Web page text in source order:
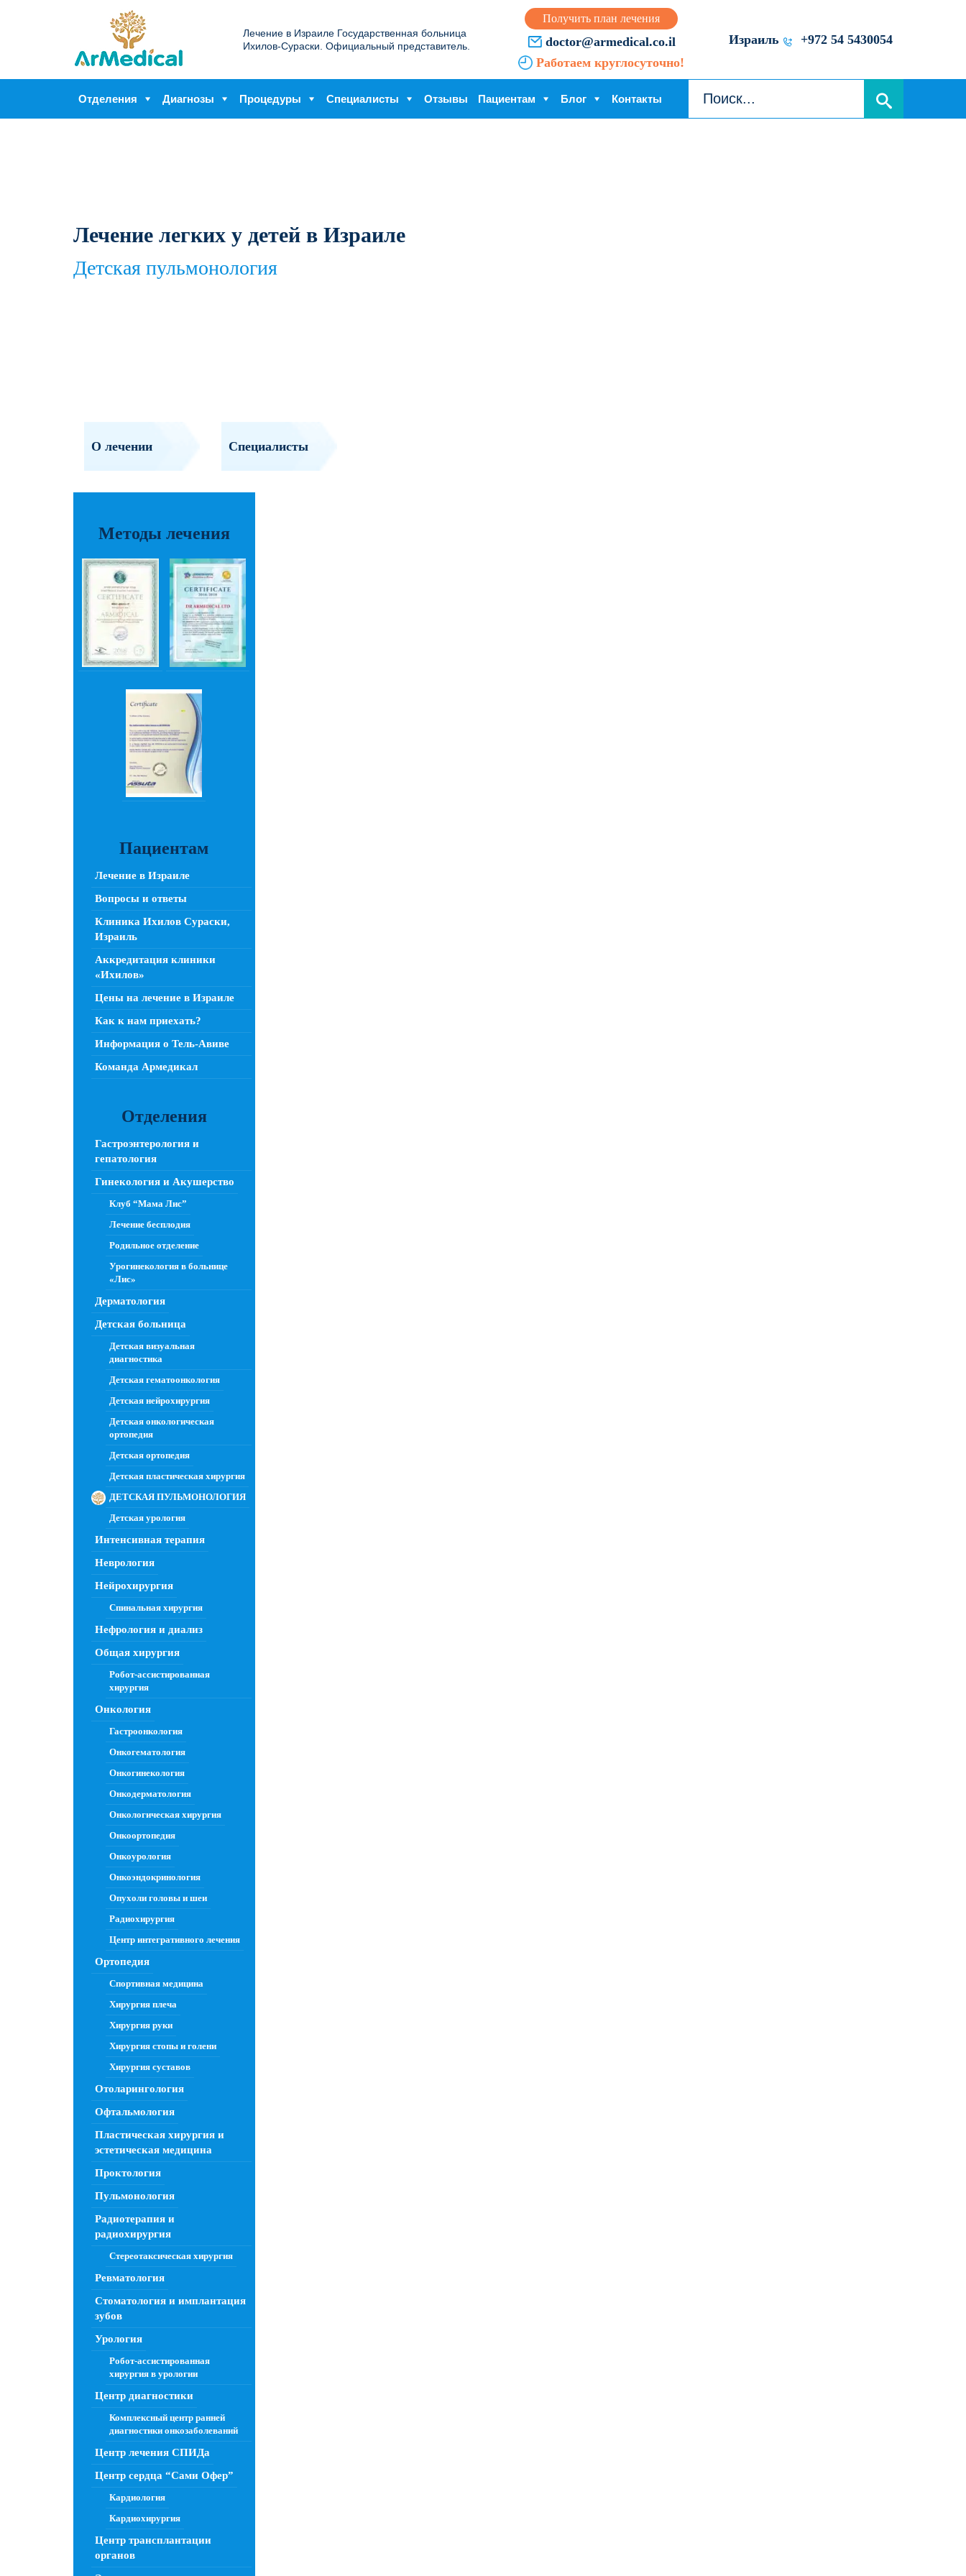
Лечение в Израиле Государственная больница
Ихилов-Сураски. Официальный представитель.
Получить план лечения
doctor@armedical.co.il
Работаем круглосуточно!
Израиль +972 54 5430054
Отделения Диагнозы Процедуры Специалисты Отзывы Пациентам Блог Контакты
Лечение легких у детей в Израиле
Детская пульмонология
О лечении Специалисты
Методы лечения
Пациентам
Лечение в Израиле
Вопросы и ответы
Клиника Ихилов Сураски,
Израиль
Аккредитация клиники
«Ихилов»
Цены на лечение в Израиле
Как к нам приехать?
Информация о Тель-Авиве
Команда Армедикал
Отделения
Гастроэнтерология и
гепатология
Гинекология и Акушерство
Клуб “Мама Лис”
Лечение бесплодия
Родильное отделение
Урогинекология в больнице
«Лис»
Дерматология
Детская больница
Детская визуальная
диагностика
Детская гематоонкология
Детская нейрохирургия
Детская онкологическая
ортопедия
Детская ортопедия
Детская пластическая хирургия
ДЕТСКАЯ ПУЛЬМОНОЛОГИЯ
Детская урология
Интенсивная терапия
Неврология
Нейрохирургия
Спинальная хирургия
Нефрология и диализ
Общая хирургия
Робот-ассистированная
хирургия
Онкология
Гастроонкология
Онкогематология
Онкогинекология
Онкодерматология
Онкологическая хирургия
Онкоортопедия
Онкоурология
Онкоэндокринология
Опухоли головы и шеи
Радиохирургия
Центр интегративного лечения
Ортопедия
Спортивная медицина
Хирургия плеча
Хирургия руки
Хирургия стопы и голени
Хирургия суставов
Отоларингология
Офтальмология
Пластическая хирургия и
эстетическая медицина
Проктология
Пульмонология
Радиотерапия и
радиохирургия
Стереотаксическая хирургия
Ревматология
Стоматология и имплантация
зубов
Урология
Робот-ассистированная
хирургия в урологии
Центр диагностики
Комплексный центр ранней
диагностики онкозаболеваний
Центр лечения СПИДа
Центр сердца “Сами Офер”
Кардиология
Кардиохирургия
Центр трансплантации
органов